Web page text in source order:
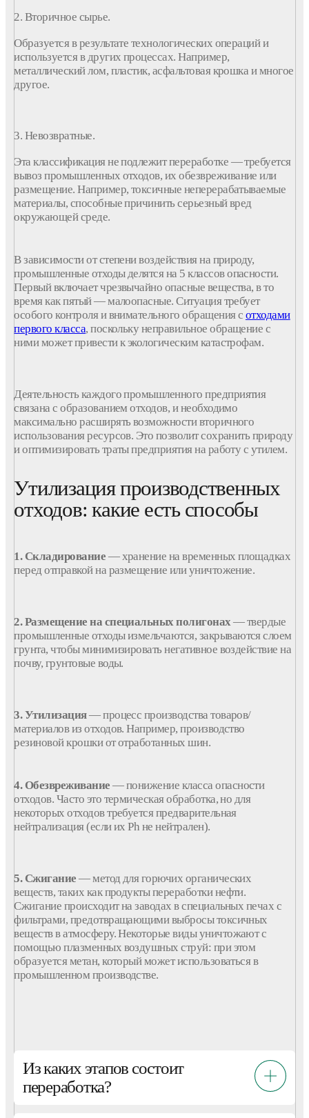
Образуется
в результате технологических операций и
используется в других процессах. Например,
металлический лом, пластик, асфальтовая крошка и многое
другое.
классификация
вывозпромышленных отходов, их обезвреживание или
размещение. Например, токсичные неперерабатываемые
материалы, способные причинить серьезный вред
окружающей среде.
промышленныеотходыделятся на 5классовопасности.
Первый включает чрезвычайно опасные вещества, в то
время как пятый — малоопасные. Ситуация требует
особого контроля и внимательного обращения сотходами
первого класса, поскольку неправильное обращение с
ними может привести к экологическим катастрофам.
связана с образованием отходов, и необходимо
максимально расширять возможности вторичного
использования ресурсов. Это позволит сохранить природу
и оптимизировать траты предприятия на работу с утилем.
отходов: какие есть способы
перед отправкой на размещение или уничтожение.
промышленные отходыизмельчаются, закрываются слоем
грунта, чтобы минимизировать негативное воздействие на
почву, грунтовые воды.
материалов из отходов. Например, производство
резиновой крошки от отработанных шин.
отходов. Часто это термическая обработка, но для
некоторых отходов требуется предварительная
нейтрализация (если их Ph не нейтрален).
веществ, таких как продуктыпереработкинефти.
Сжигание происходит назаводахв специальных печах с
фильтрами, предотвращающими выбросы токсичных
веществ в атмосферу. Некоторыевидыуничтожают с
помощью плазменных воздушных струй: при этом
образуетсяметан, который может использоваться в
промышленномпроизводстве.
переработка?